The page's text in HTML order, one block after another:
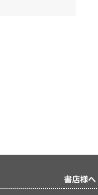
書店様へ